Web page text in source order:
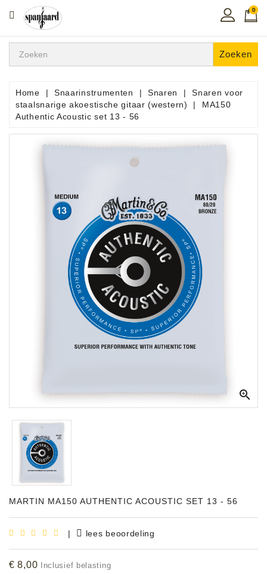
CATEGORIE
Home
In
De
Regio
Toetsen
Snaarinstrumenten
Microfoons
Versterking
Instrumenten
Celtic
Instruments
Bladmuziek
Accessoires
0
Zoeken
Home Snaarinstrumenten Snaren
Snaren voor
staalsnarige akoestische gitaar (western)
MA150
Authentic Acoustic set 13 - 56

MARTIN MA150 AUTHENTIC ACOUSTIC SET 13 - 56
| lees beoordeling
€ 8,00 Inclusief belasting